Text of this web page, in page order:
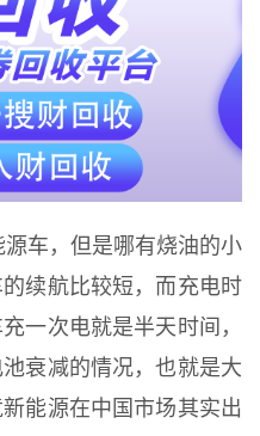
车，但是哪有烧油的小
续航比较短，而充电时
一次电就是半天时间，
衰减的情况，也就是大
能源在中国市场其实出